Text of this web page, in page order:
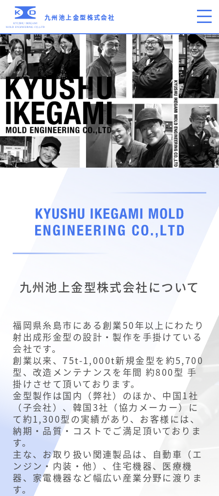
九州池上金型株式会社
九州池上金型株式会社について
福岡県糸島市にある創業50年以上にわたり
射出成形金型の設計・製作を手掛けている
会社です。
創業以来、75t-1,000t新規金型を約5,700
型、改造メンテナンスを年間 約800型 手
掛けさせて頂いております。
金型製作は国内（弊社）のほか、中国1社
（子会社）、韓国3社（協力メーカー）に
て約1,300型の実績があり、お客様には、
納期・品質・コストでご満足頂いておりま
す。
主な、お取り扱い関連製品は、自動車（エ
ンジン・内装・他）、住宅機器、医療機
器、家電機器など幅広い産業分野に渡りま
す。